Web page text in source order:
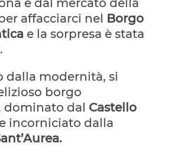
affacciarci nel Borgo
e la sorpresa è stata
dalla modernità, si
borgo
dominato dal Castello
e incorniciato dalla